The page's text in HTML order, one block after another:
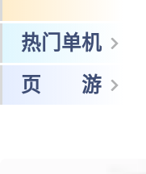
热门单机
页 游